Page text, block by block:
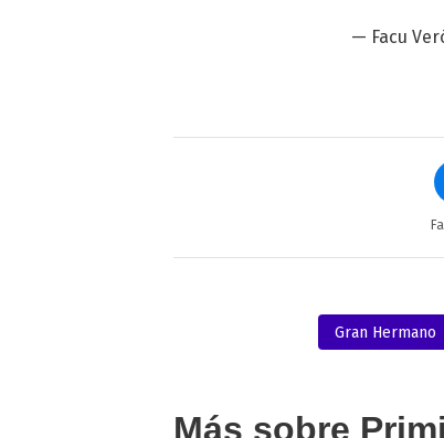
— Facu
Gran Hermano
Más sobre